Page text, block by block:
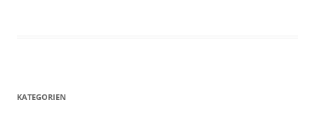
KATEGORIEN